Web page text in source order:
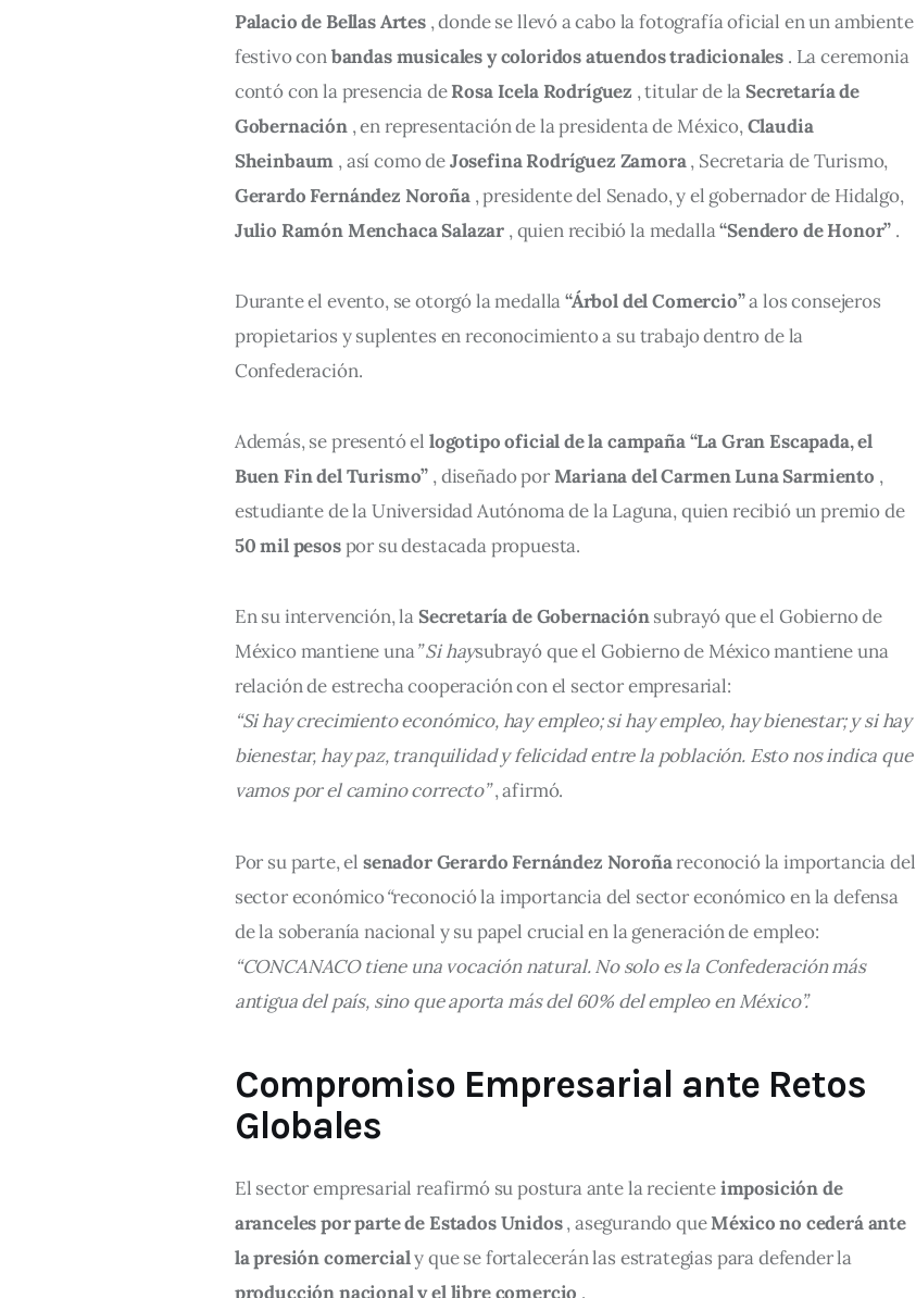
Palacio de Bellas Artes , donde se llevó a cabo la fotografía oficial en un ambiente
festivo con bandas musicales y coloridos atuendos tradicionales . La ceremonia
contó con la presencia de Rosa Icela Rodríguez , titular de la Secretaría de
Gobernación , en representación de la presidenta de México, Claudia
Sheinbaum , así como de Josefina Rodríguez Zamora , Secretaria de Turismo,
Gerardo Fernández Noroña , presidente del Senado, y el gobernador de Hidalgo,
Julio Ramón Menchaca Salazar , quien recibió la medalla “Sendero de Honor” .
Durante el evento, se otorgó la medalla “Árbol del Comercio” a los consejeros
propietarios y suplentes en reconocimiento a su trabajo dentro de la
Confederación.
Además, se presentó el logotipo oficial de la campaña “La Gran Escapada, el
Buen Fin del Turismo” , diseñado por Mariana del Carmen Luna Sarmiento ,
estudiante de la Universidad Autónoma de la Laguna, quien recibió un premio de
50 mil pesos por su destacada propuesta.
En su intervención, la Secretaría de Gobernación subrayó que el Gobierno de
México mantiene una” Si haysubrayó que el Gobierno de México mantiene una
relación de estrecha cooperación con el sector empresarial:
“Si hay crecimiento económico, hay empleo; si hay empleo, hay bienestar; y si hay
bienestar, hay paz, tranquilidad y felicidad entre la población. Esto nos indica que
vamos por el camino correcto” , afirmó.
Por su parte, el senador Gerardo Fernández Noroña reconoció la importancia del
sector económico“reconoció la importancia del sector económico en la defensa
de la soberanía nacional y su papel crucial en la generación de empleo:
“CONCANACO tiene una vocación natural. No solo es la Confederación más
antigua del país, sino que aporta más del 60% del empleo en México”.
Compromiso Empresarial ante Retos
Globales
El sector empresarial reafirmó su postura ante la reciente imposición de
aranceles por parte de Estados Unidos , asegurando que México no cederá ante
la presión comercial y que se fortalecerán las estrategias para defender la
producción nacional y el libre comercio .